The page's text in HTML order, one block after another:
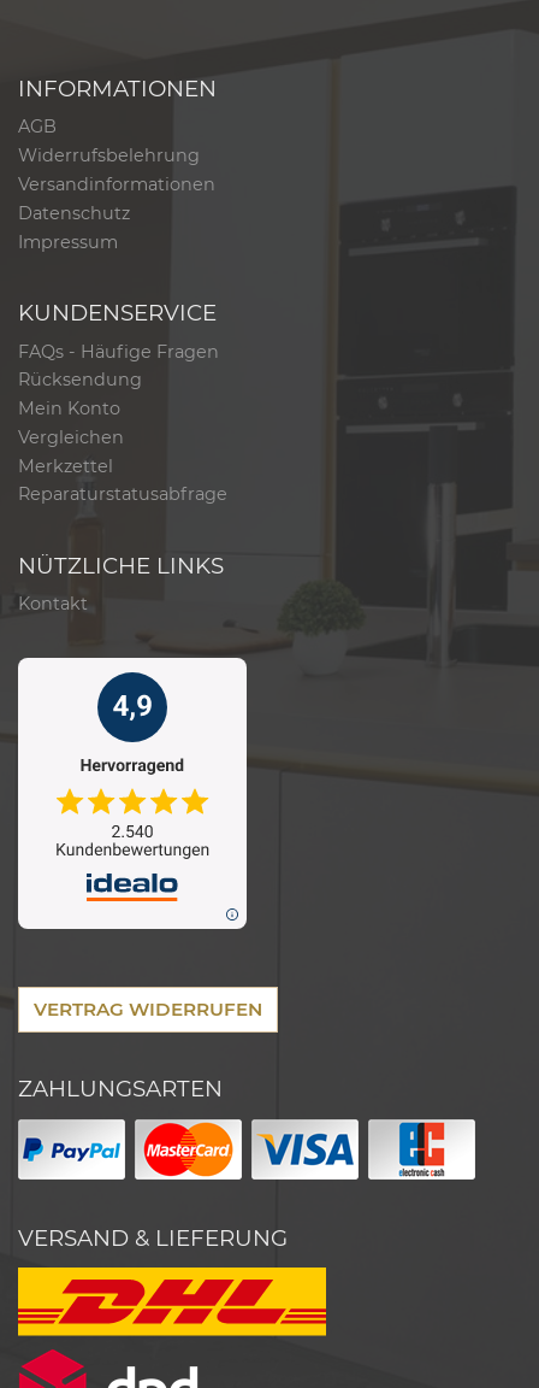
INFORMATIONEN
AGB
Widerrufsbelehrung
Versandinformationen
Datenschutz
Impressum
KUNDENSERVICE
FAQs - Häufige Fragen
Rücksendung
Mein Konto
Vergleichen
Merkzettel
Reparaturstatusabfrage
NÜTZLICHE LINKS
Kontakt
VERTRAG WIDERRUFEN
ZAHLUNGSARTEN
VERSAND & LIEFERUNG